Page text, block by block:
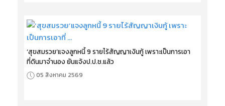
‘สุขสมรวย’แจงลูกหนี้ 9 รายไร้สัญญาเงินกู้ เพราะเป็นการเอา
ที่ดินมาจำนอง ยันแจ้งป.ป.ช.แล้ว
05 สิงหาคม 2569